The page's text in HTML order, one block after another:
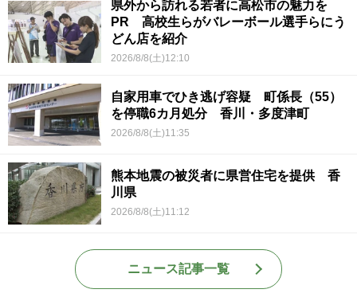
県外から訪れる若者に高松市の魅力を
PR 高校生らがバレーボール選手らにう
どん店を紹介
2026/8/8(土)12:10
自家用車でひき逃げ容疑 町係長（55）
を停職6カ月処分 香川・多度津町
2026/8/8(土)11:35
熊本地震の被災者に県営住宅を提供 香
川県
2026/8/8(土)11:12
ニュース記事一覧